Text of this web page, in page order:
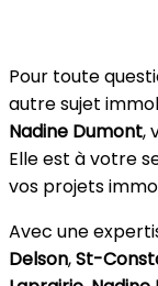
Pour toute
autre sujet
Nadine Dumont,
Elle est à votre
vos projets
Avec une
Delson,St-